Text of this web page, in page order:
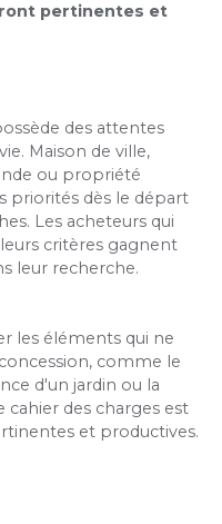
pertinentes et
des attentes
Maison de ville,
ou propriété
priorités dès le départ
Les acheteurs qui
critères gagnent
leur recherche.
les éléments qui ne
comme le
d'un jardin ou la
des charges est
et productives.